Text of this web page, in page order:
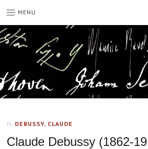
MENU
In DEBUSSY, CLAUDE
Claude Debussy (1862-